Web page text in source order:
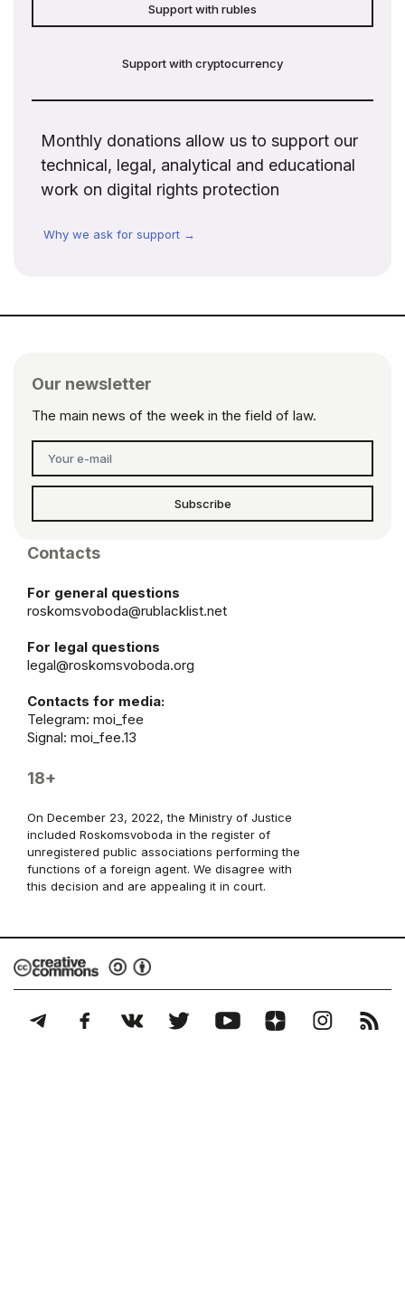
Support with rubles
Support with cryptocurrency
Monthly donations allow us to support our
technical, legal, analytical and educational
work on digital rights protection
Why we ask for support →
Our newsletter
The main news of the week in the field of law.
Subscribe
Contacts
For general questions
roskomsvoboda@rublacklist.net
For legal questions
legal@roskomsvoboda.org
Contacts for media:
Telegram: moi_fee
Signal: moi_fee.13
18+
On December 23, 2022, the Ministry of Justice
included Roskomsvoboda in the register of
unregistered public associations performing the
functions of a foreign agent. We disagree with
this decision and are appealing it in court.